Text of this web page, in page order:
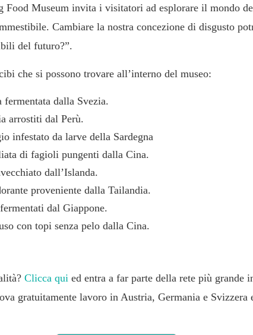
Food Museum invita i visitatori ad esplorare il mondo
Cambiare la nostra concezione di disgusto
del futuro?”.
che si possono trovare all’interno del museo:
dalla Svezia.
arrostiti dal Perù.
infestato da larve della Sardegna
di fagioli pungenti dalla Cina.
dall’Islanda.
proveniente dalla Tailandia.
dal Giappone.
con topi senza pelo dalla Cina.
Clicca qui ed entra a far parte della rete più grande
gratuitamente lavoro in Austria, Germania e